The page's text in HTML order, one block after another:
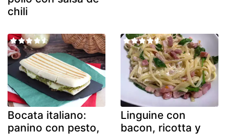
chili
Bocata italiano:
panino con pesto,
Linguine con
bacon, ricotta y